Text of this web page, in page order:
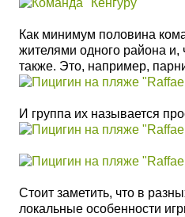
Как минимум половина
жителями одного района и,
также. Это, например,
И группа их называется
Стоит заметить, что в
локальные особенности